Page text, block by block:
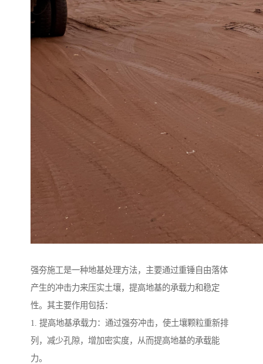
强夯施工是一种地基处理方法，主要通过重锤自由落体
产生的冲击力来压实土壤，提高地基的承载力和稳定
性。其主要作用包括：
1. 提高地基承载力：通过强夯冲击，使土壤颗粒重新排
列，减少孔隙，增加密实度，从而提高地基的承载能
力。